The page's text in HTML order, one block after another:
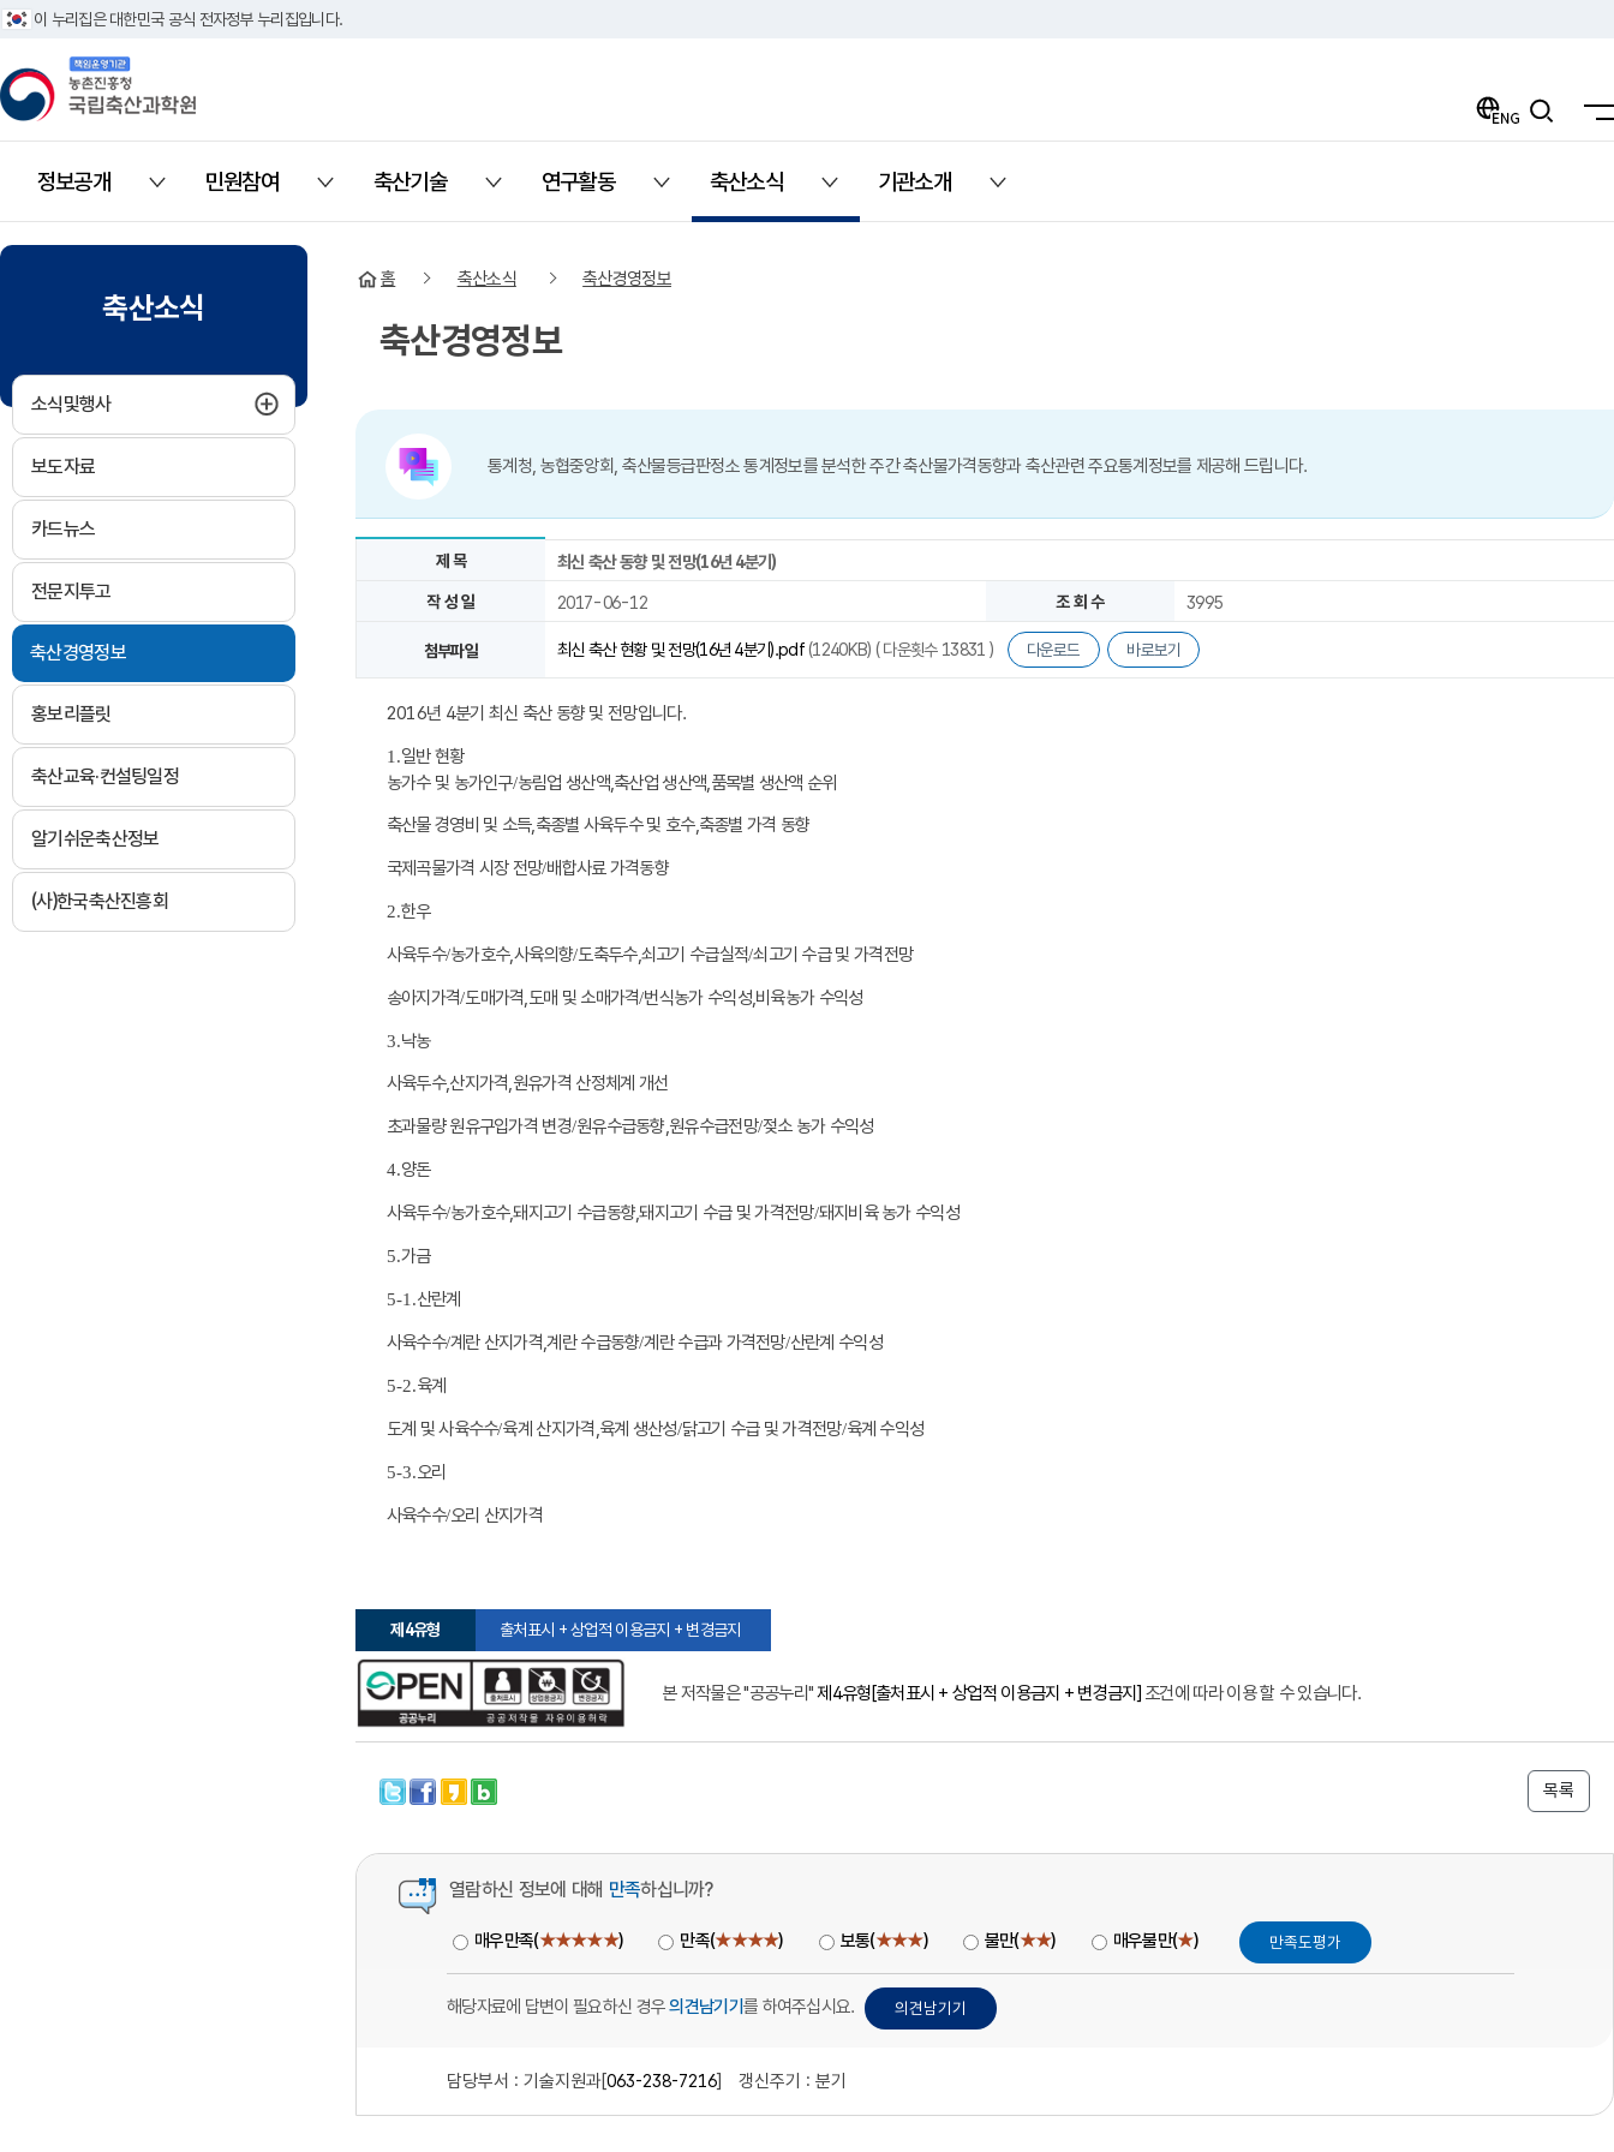
이 누리집은 대한민국 공식 전자정부 누리집입니다.
책임운영기관 농촌진흥청 국립축산과학원
정보공개
열기
민원참여
열기
축산기술
열기
연구활동
열기
축산소식
열기
기관소개
열기
축산소식
소식및행사하위메뉴 펼치기
보도자료
카드뉴스
전문지투고
축산경영정보
홍보리플릿
축산교육·컨설팅일정
알기쉬운축산정보
(사)한국축산진흥회
홈 축산소식 축산경영정보
축산경영정보
통계청, 농협중앙회, 축산물등급판정소 통계정보를 분석한 주간 축산물가격동향과 축산관련 주요통계정보를 제공해 드립니다.
제 목 최신 축산 동향 및 전망(16년 4분기)
작 성 일 2017-06-12 조 회 수 3995
첨부파일 최신 축산 현황 및 전망(16년 4분기).pdf(1240KB) ( 다운횟수 13831 ) 다운로드 바로보기
2016년 4분기 최신 축산 동향 및 전망입니다.
1.일반 현황
농가수 및 농가인구/농림업 생산액,축산업 생산액,품목별 생산액 순위
축산물 경영비 및 소득,축종별 사육두수 및 호수,축종별 가격 동향
국제곡물가격 시장 전망/배합사료 가격동향
2.한우
사육두수/농가호수,사육의향/도축두수,쇠고기 수급실적/쇠고기 수급 및 가격전망
송아지가격/도매가격,도매 및 소매가격/번식농가 수익성,비육농가 수익성
3.낙농
사육두수,산지가격,원유가격 산정체계 개선
초과물량 원유구입가격 변경/원유수급동향,원유수급전망/젖소 농가 수익성
4.양돈
사육두수/농가호수,돼지고기 수급동향,돼지고기 수급 및 가격전망/돼지비육 농가 수익성
5.가금
5-1.산란계
사육수수/계란 산지가격,계란 수급동향/계란 수급과 가격전망/산란계 수익성
5-2.육계
도계 및 사육수수/육계 산지가격,육계 생산성/닭고기 수급 및 가격전망/육계 수익성
5-3.오리
사육수수/오리 산지가격
제4유형 출처표시 + 상업적 이용금지 + 변경금지
본 저작물은 "공공누리"제4유형[출처표시 + 상업적 이용금지 + 변경금지] 조건에 따라 이용 할 수 있습니다.
목록
열람하신 정보에 대해 만족하십니까?
매우만족(★★★★★) 만족(★★★★) 보통(★★★) 불만(★★) 매우불만(★)
해당자료에 답변이 필요하신 경우의견남기기 를 하여주십시요.
담당부서 : 기술지원과[063-238-7216] 갱신주기 : 분기